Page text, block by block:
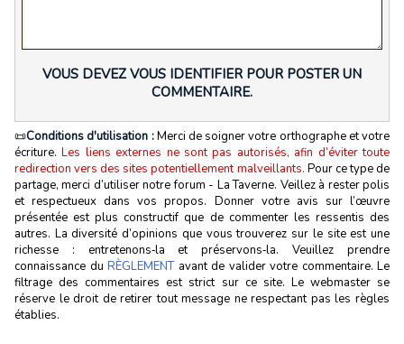
VOUS DEVEZ VOUS IDENTIFIER POUR POSTER UN
COMMENTAIRE.
📜Conditions d'utilisation :Merci de soigner votre orthographe et votre
écriture.Les liens externes ne sont pas autorisés, afin d’éviter toute
redirection vers des sites potentiellement malveillants. Pour ce type de
partage, merci d’utiliser notre forum - La Taverne. Veillez à rester polis
et respectueux dans vos propos. Donner votre avis sur l’œuvre
présentée est plus constructif que de commenter les ressentis des
autres. La diversité d’opinions que vous trouverez sur le site est une
richesse : entretenons‑la et préservons‑la. Veuillez prendre
connaissance du RÈGLEMENTavant de valider votre commentaire. Le
filtrage des commentaires est strict sur ce site. Le webmaster se
réserve le droit de retirer tout message ne respectant pas les règles
établies.